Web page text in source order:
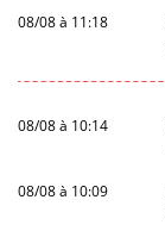
08/08 à 11:18
08/08 à 10:14
08/08 à 10:09